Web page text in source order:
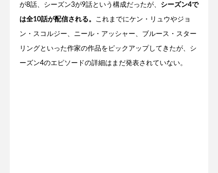
が8話、シーズン3が9話という構成だったが、 シーズン4で
は全10話が配信される。 これまでにケン・リュウやジョ
ン・スコルジー、ニール・アッシャー、ブルース・スター
リングといった作家の作品をピックアップしてきたが、シ
ーズン4のエピソードの詳細はまだ発表されていない。